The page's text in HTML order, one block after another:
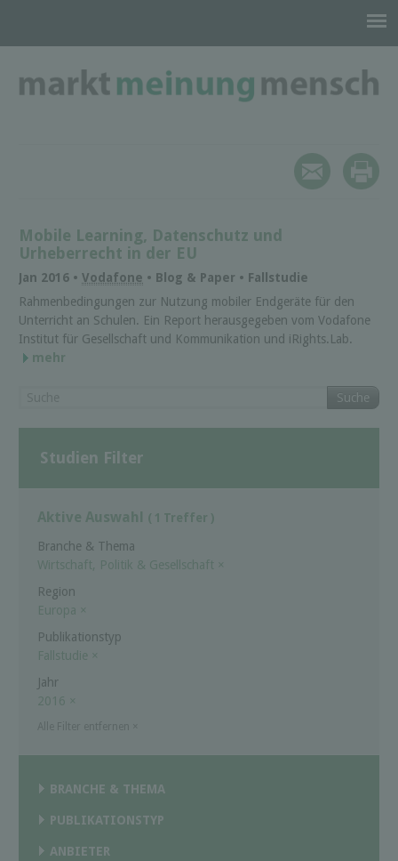
Mobile Learning, Datenschutz und
Urheberrecht in der EU
Jan 2016 • Vodafone • Blog & Paper • Fallstudie
Rahmenbedingungen zur Nutzung mobiler Endgeräte für den
Unterricht an Schulen. Ein Report herausgegeben vom Vodafone
Institut für Gesellschaft und Kommunikation und iRights.Lab.
mehr
Suche
Studien Filter
Aktive Auswahl ( 1 Treffer )
Branche & Thema
Wirtschaft, Politik & Gesellschaft ×
Region
Europa ×
Publikationstyp
Fallstudie ×
Jahr
2016 ×
BRANCHE & THEMA
PUBLIKATIONSTYP
ANBIETER